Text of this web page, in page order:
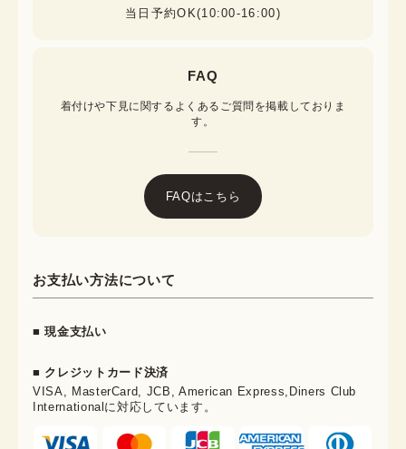
当日予約OK(10:00-16:00)
FAQ
着付けや下見に関するよくあるご質問を掲載しておりま
す。
FAQはこちら
お支払い方法について
■ 現金支払い
■ クレジットカード決済
VISA, MasterCard, JCB, American Express,Diners Club
Internationalに対応しています。